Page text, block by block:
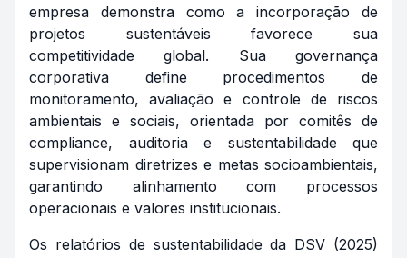
empresa demonstra como a incorporação de
projetos sustentáveis favorece sua
competitividade global. Sua governança
corporativa define procedimentos de
monitoramento, avaliação e controle de riscos
ambientais e sociais, orientada por comitês de
compliance, auditoria e sustentabilidade que
supervisionam diretrizes e metas socioambientais,
garantindo alinhamento com processos
operacionais e valores institucionais.
Os relatórios de sustentabilidade da DSV (2025)